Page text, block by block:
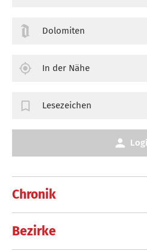
Chronik
Bezirke
Dolomiten
In der Nähe
Lesezeichen